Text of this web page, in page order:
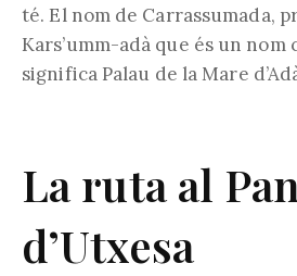
té. El nom de Carrassumada,
Kars’umm-adà que és un nom
significa Palau de la Mare
La ruta al
d’Utxesa